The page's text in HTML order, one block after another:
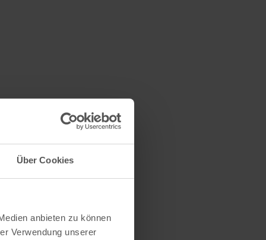
Über Cookies
anbieten zu können
Verwendung unserer